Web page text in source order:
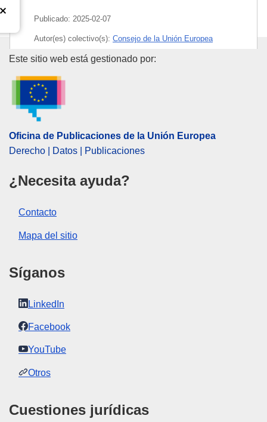
Publicado: 2025-02-07
Autor(es) colectivo(s): Consejo de la Unión Europea
IMMC : ST 16628 2024 INIT
Oficina de Publicaciones de la
Este sitio web está gestionado por:
Oficina de Publicaciones de la Unión Europea
Derecho | Datos | Publicaciones
¿Necesita ayuda?
Contacto
Mapa del sitio
Síganos
LinkedIn
Facebook
YouTube
Otros
Cuestiones jurídicas